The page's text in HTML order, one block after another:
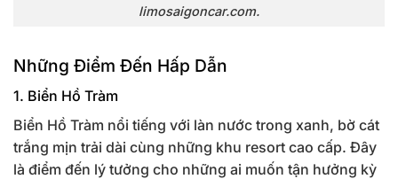
limosaigoncar.com.
Những Điểm Đến Hấp Dẫn
1. Biển Hồ Tràm
Biển Hồ Tràm nổi tiếng với làn nước trong xanh, bờ cát
trắng mịn trải dài cùng những khu resort cao cấp. Đây
là điểm đến lý tưởng cho những ai muốn tận hưởng kỳ